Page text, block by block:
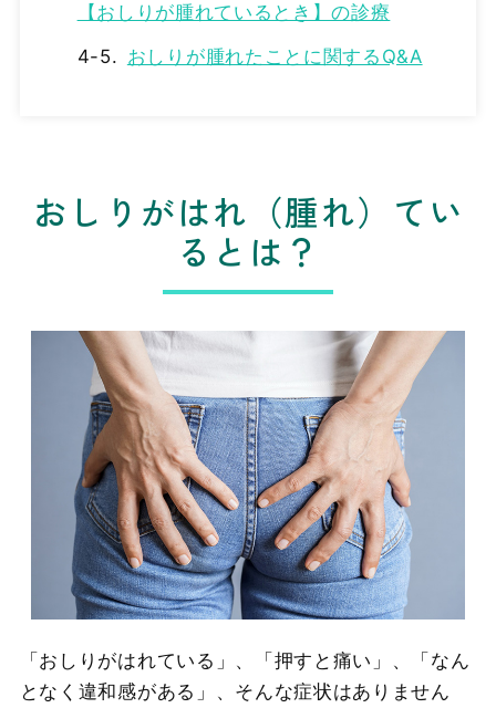
【おしりが腫れているとき】の診療
おしりが腫れたことに関するQ&A
おしりがはれ（腫れ）てい
るとは？
「おしりがはれている」、「押すと痛い」、「なん
となく違和感がある」、そんな症状はありません